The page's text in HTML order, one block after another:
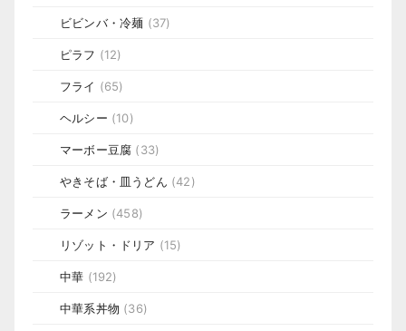
ビビンバ・冷麺 (37)
ピラフ (12)
フライ (65)
ヘルシー (10)
マーボー豆腐 (33)
やきそば・皿うどん (42)
ラーメン (458)
リゾット・ドリア (15)
中華 (192)
中華系丼物 (36)